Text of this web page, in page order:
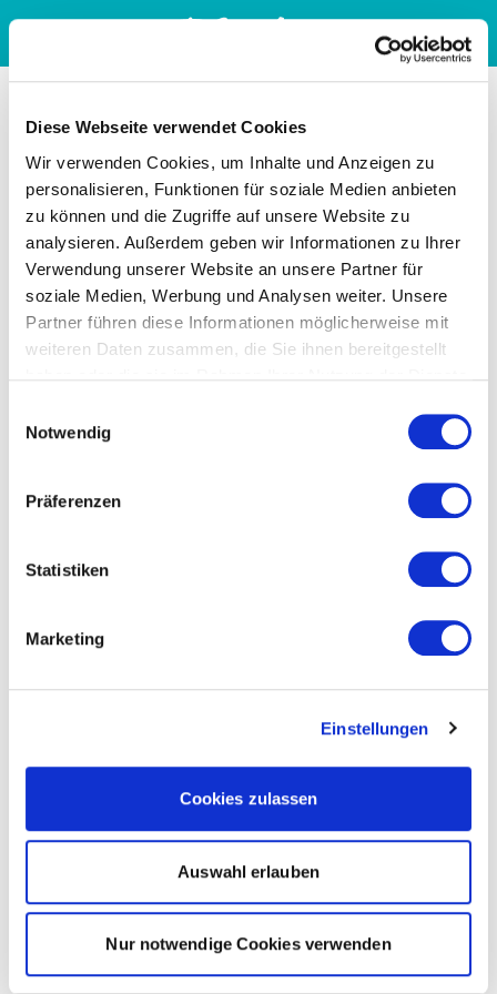
Diese Webseite verwendet Cookies
Wir verwenden Cookies, um Inhalte und Anzeigen zu
personalisieren, Funktionen für soziale Medien anbieten
zu können und die Zugriffe auf unsere Website zu
analysieren. Außerdem geben wir Informationen zu Ihrer
Verwendung unserer Website an unsere Partner für
soziale Medien, Werbung und Analysen weiter. Unsere
Partner führen diese Informationen möglicherweise mit
weiteren Daten zusammen, die Sie ihnen bereitgestellt
Cookies, wenn Sie unsere Webseite weiterhin nutzen.
Notwendig
Präferenzen
Statistiken
Marketing
Einstellungen
Cookies zulassen
Auswahl erlauben
Nur notwendige Cookies verwenden